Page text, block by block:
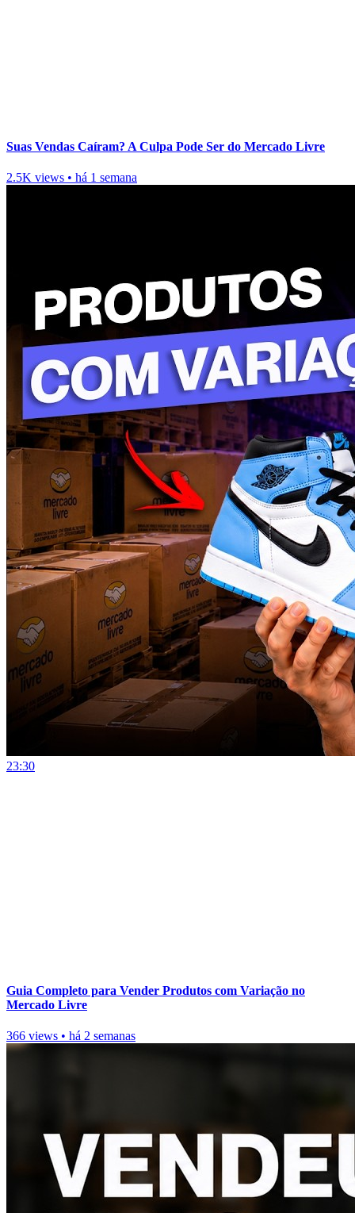
Suas Vendas Caíram? A Culpa Pode Ser do Mercado Livre
2.5K views • há 1 semana
23:30
Guia Completo para Vender Produtos com Variação no
Mercado Livre
366 views • há 2 semanas